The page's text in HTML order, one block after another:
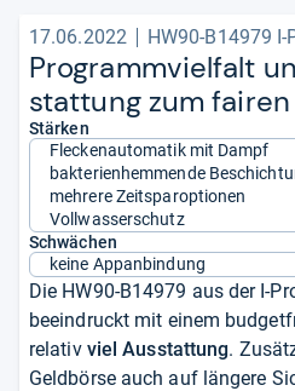
17.06.2022 HW90-B14979 I-
Pro­gramm­viel­falt
stat­tung zum fai­ren
Stärken
Fleckenautomatik mit Dampf
bakterienhemmende
mehrere Zeitsparoptionen
Vollwasserschutz
Schwächen
keine Appanbindung
Die HW90-B14979 aus der I-
beeindruckt mit einem
relativ viel Ausstattung.
Geldbörse auch auf längere